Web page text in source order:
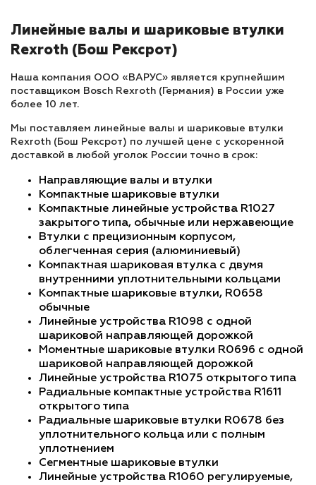
Линейные валы и шариковые втулки
Rexroth (Бош Рексрот)
Наша компания ООО «ВАРУС» является крупнейшим
поставщиком Bosch Rexroth (Германия) в России уже
более 10 лет.
Мы поставляем линейные валы и шариковые втулки
Rexroth (Бош Рексрот) по лучшей цене с ускоренной
доставкой в любой уголок России точно в срок:
Направляющие валы и втулки
Компактные шариковые втулки
Компактные линейные устройства R1027
закрытого типа, обычные или нержавеющие
Втулки с прецизионным корпусом,
облегченная серия (алюминиевый)
Компактная шариковая втулка с двумя
внутренними уплотнительными кольцами
Компактные шариковые втулки, R0658
обычные
Линейные устройства R1098 с одной
шариковой направляющей дорожкой
Моментные шариковые втулки R0696 с одной
шариковой направляющей дорожкой
Линейные устройства R1075 открытого типа
Радиальные компактные устройства R1611
открытого типа
Радиальные шариковые втулки R0678 без
уплотнительного кольца или с полным
уплотнением
Сегментные шариковые втулки
Линейные устройства R1060 регулируемые,